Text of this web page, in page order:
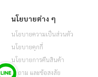
นโยบายต่าง ๆ
นโยบายความเป็นส่วนตัว
นโยบายคุกกี้
นโยบายการคืนสินค้า
คำถาม และข้อสงสัย